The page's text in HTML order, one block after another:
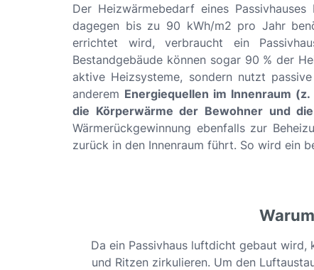
Der Heizwärmebedarf eines
dagegen bis zu 90 kWh/m2 pro Jahr
errichtet wird, verbraucht ein
Bestandgebäude können sogar 90 % der
aktive Heizsysteme, sondern nutzt
anderem Energiequellen im Innenraum
die Körperwärme der Bewohner und
Wärmerückgewinnung ebenfalls zur
zurück in den Innenraum führt. So wird ein
Da ein Passivhaus luftdicht gebaut
und Ritzen zirkulieren. Um den